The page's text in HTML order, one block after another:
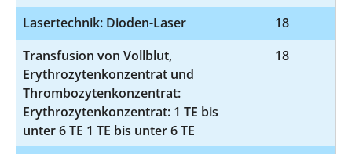
Lasertechnik: Dioden-Laser 18
Transfusion von Vollblut,
Erythrozytenkonzentrat und
Thrombozytenkonzentrat:
Erythrozytenkonzentrat: 1 TE bis
unter 6 TE 1 TE bis unter 6 TE
18